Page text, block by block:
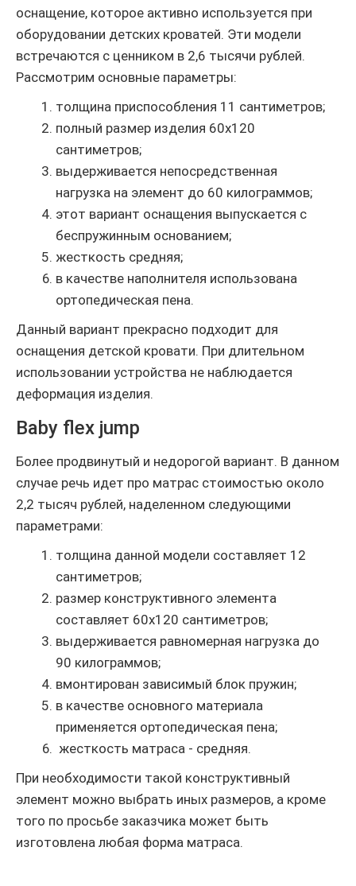
оснащение, которое активно используется при
оборудовании детских кроватей. Эти модели
встречаются с ценником в 2,6 тысячи рублей.
Рассмотрим основные параметры:
толщина приспособления 11 сантиметров;
полный размер изделия 60х120
сантиметров;
выдерживается непосредственная
нагрузка на элемент до 60 килограммов;
этот вариант оснащения выпускается с
беспружинным основанием;
жесткость средняя;
в качестве наполнителя использована
ортопедическая пена.
Данный вариант прекрасно подходит для
оснащения детской кровати. При длительном
использовании устройства не наблюдается
деформация изделия.
Baby flex jump
Более продвинутый и недорогой вариант. В данном
случае речь идет про матрас стоимостью около
2,2 тысяч рублей, наделенном следующими
параметрами:
толщина данной модели составляет 12
сантиметров;
размер конструктивного элемента
составляет 60х120 сантиметров;
выдерживается равномерная нагрузка до
90 килограммов;
вмонтирован зависимый блок пружин;
в качестве основного материала
применяется ортопедическая пена;
жесткость матраса - средняя.
При необходимости такой конструктивный
элемент можно выбрать иных размеров, а кроме
того по просьбе заказчика может быть
изготовлена любая форма матраса.